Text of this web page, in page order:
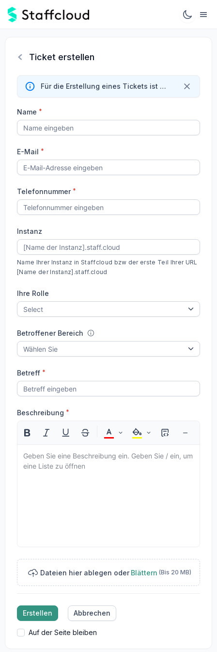
Ticket erstellen
Für die Erstellung eines Tickets ist entweder eine E-Mail-Adresse oder eine Telefonnummer erforderlich.
Name *
E-Mail *
Telefonnummer *
Instanz
Name Ihrer Instanz in Staffcloud bzw der erste Teil Ihrer URL
[Name der Instanz].staff.cloud
Ihre Rolle
Betroffener Bereich
Betreff *
Beschreibung *
Geben Sie eine Beschreibung ein. Geben Sie / ein, um
eine Liste zu öffnen
Dateien hier ablegen oder Blättern (Bis 20 MB)
Erstellen Abbrechen
Auf der Seite bleiben